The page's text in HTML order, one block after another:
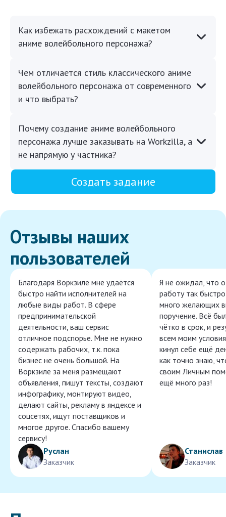
Как избежать расхождений с макетом
аниме волейбольного персонажа?
Чем отличается стиль классического аниме
волейбольного персонажа от современного
и что выбрать?
Почему создание аниме волейбольного
персонажа лучше заказывать на Workzilla, а
не напрямую у частника?
Создать задание
Отзывы наших
пользователей
Благодаря Воркзиле мне удаётся
быстро найти исполнителей на
любые виды работ. В сфере
предпринимательской
деятельности, ваш сервис
отличное подспорье. Мне не нужно
содержать рабочих, т.к. пока
бизнес не очень большой. На
Воркзиле за меня размещают
объявления, пишут тексты, создают
инфографику, монтируют видео,
делают сайты, рекламу в яндексе и
соцсетях, ищут поставщиков и
многое другое. Спасибо вашему
сервису!
Руслан
Заказчик
Я не ожидал, что
работу так
много желающих
поручение. Всё
чётко в срок, и
всем моим
кинул себе ещё
как точно знаю,
своим Личным
ещё много раз!
Станислав
Заказчик